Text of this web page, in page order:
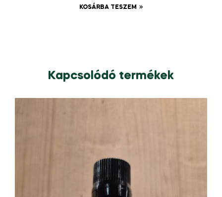
KOSÁRBA TESZEM
Kapcsolódó termékek